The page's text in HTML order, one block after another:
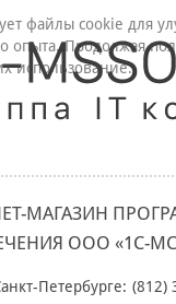
МАГАЗИН
ООО «1С-
Петербурге: (812)
файлы cookie для
опыта. Продолжая
использование.